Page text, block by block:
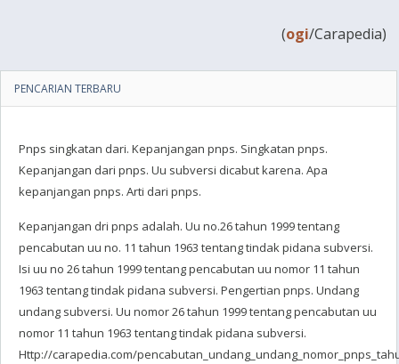
(ogi/Carapedia)
PENCARIAN TERBARU
Pnps singkatan dari. Kepanjangan pnps. Singkatan pnps.
Kepanjangan dari pnps. Uu subversi dicabut karena. Apa
kepanjangan pnps. Arti dari pnps.
Kepanjangan dri pnps adalah. Uu no.26 tahun 1999 tentang
pencabutan uu no. 11 tahun 1963 tentang tindak pidana subversi.
Isi uu no 26 tahun 1999 tentang pencabutan uu nomor 11 tahun
1963 tentang tindak pidana subversi. Pengertian pnps. Undang
undang subversi. Uu nomor 26 tahun 1999 tentang pencabutan uu
nomor 11 tahun 1963 tentang tindak pidana subversi.
Http://carapedia.com/